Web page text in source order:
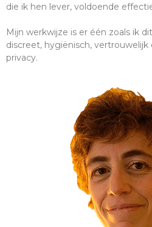
die ik hen lever, voldoende
Mijn werkwijze is er één zoals ik
discreet, hygiënisch,
privacy.